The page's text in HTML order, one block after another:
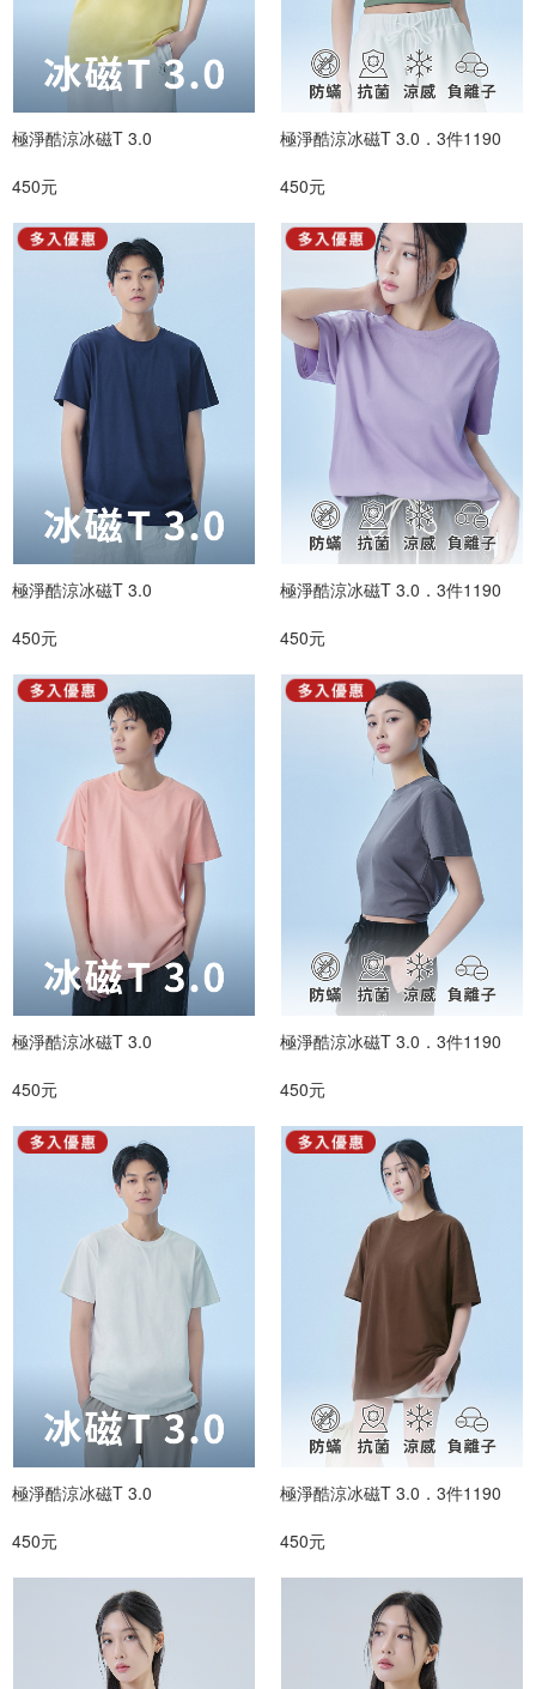
極淨酷涼冰磁T 3.0
450元
極淨酷涼冰磁T 3.0．3件1190
450元
極淨酷涼冰磁T 3.0
450元
極淨酷涼冰磁T 3.0．3件1190
450元
極淨酷涼冰磁T 3.0
450元
極淨酷涼冰磁T 3.0．3件1190
450元
極淨酷涼冰磁T 3.0
450元
極淨酷涼冰磁T 3.0．3件1190
450元